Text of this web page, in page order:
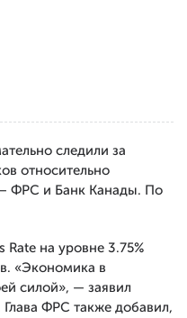
следили за
относительно
ФРС и Банк Канады. По
на уровне 3.75%
«Экономика в
силой», — заявил
ФРС также добавил,